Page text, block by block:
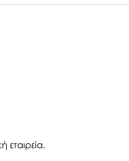
εταιρεία.